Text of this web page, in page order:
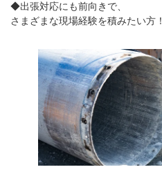
◆出張対応にも前向きで、
さまざまな現場経験を積みたい方！